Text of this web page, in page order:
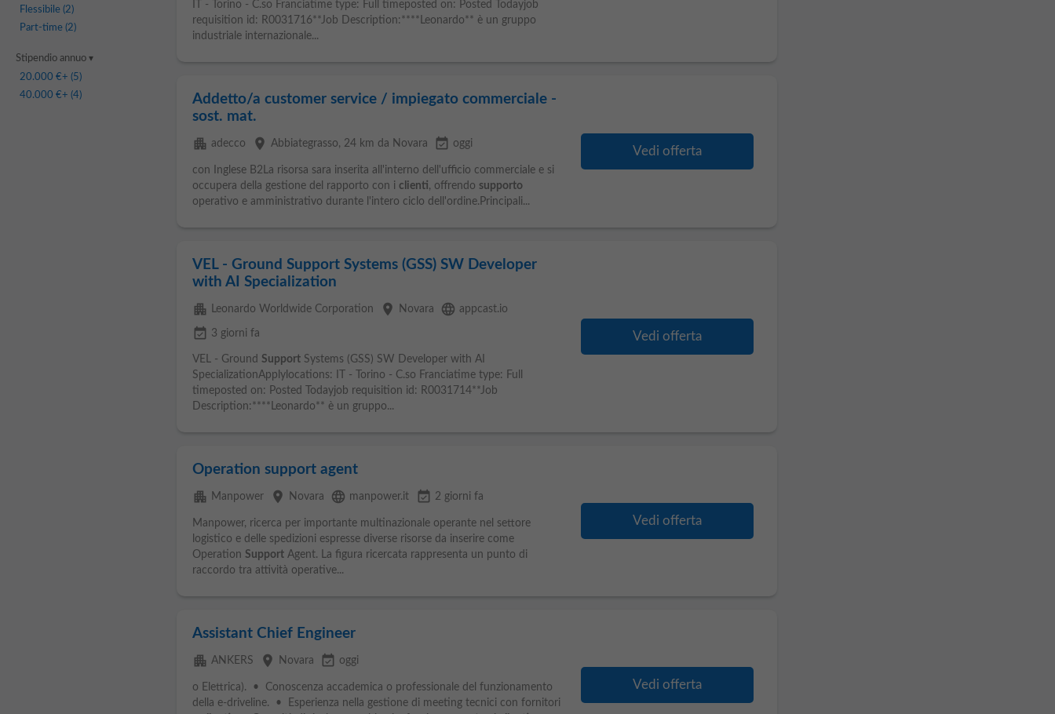
Flessibile(2)
Part-time(2)
Stipendio annuo
20.000 €+ (5)
40.000 €+ (4)
IT - Torino - C.so Franciatime type: Full timeposted on: Posted Todayjob
requisition id: R0031716**Job Description:****Leonardo** è un gruppo
industriale internazionale...
Addetto/a customer service / impiegato commerciale -
sost. mat.
apartment adecco place Abbiategrasso, 24 km da Novara event_available oggi
con Inglese B2La risorsa sara inserita all'interno dell'ufficio commerciale e si
occupera della gestione del rapporto con i clienti, offrendo supporto
operativo e amministrativo durante l'intero ciclo dell'ordine.Principali...
Vedi offerta
VEL - Ground Support Systems (GSS) SW Developer
with AI Specialization
apartment Leonardo Worldwide Corporation place Novara language appcast.io
event_available 3 giorni fa
VEL - Ground SupportSystems (GSS) SW Developer with AI
SpecializationApplylocations: IT - Torino - C.so Franciatime type: Full
timeposted on: Posted Todayjob requisition id: R0031714**Job
Description:****Leonardo** è un gruppo...
Vedi offerta
Operation support agent
apartment Manpower place Novara language manpower.it event_available 2 giorni fa
Manpower, ricerca per importante multinazionale operante nel settore
logistico e delle spedizioni espresse diverse risorse da inserire come
Operation SupportAgent. La figura ricercata rappresenta un punto di
raccordo tra attività operative...
Vedi offerta
Assistant Chief Engineer
apartment ANKERS place Novara event_available oggi
o Elettrica). • Conoscenza accademica o professionale del funzionamento
della e-driveline. • Esperienza nella gestione di meeting tecnici con fornitori
Vedi offerta